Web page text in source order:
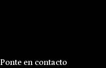
Ponte en contacto